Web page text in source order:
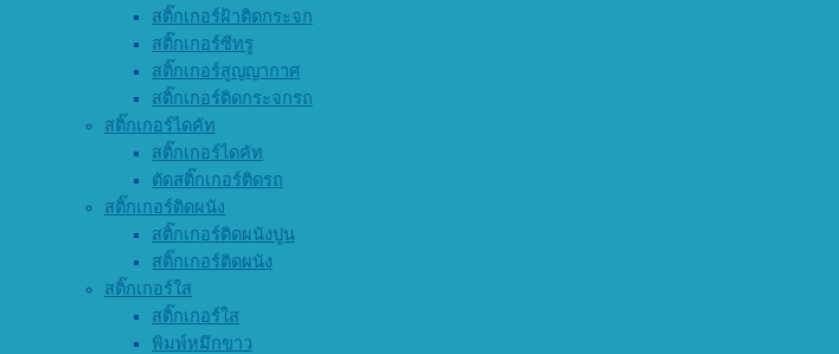
สติ๊กเกอร์ฝ้าติดกระจก
สติ๊กเกอร์ซีทรู
สติ๊กเกอร์สูญญากาศ
สติ๊กเกอร์ติดกระจกรถ
สติ๊กเกอร์ไดคัท
สติ๊กเกอร์ไดคัท
ตัดสติ๊กเกอร์ติดรถ
สติ๊กเกอร์ติดผนัง
สติ๊กเกอร์ติดผนังปูน
สติ๊กเกอร์ติดผนัง
สติ๊กเกอร์ใส
สติ๊กเกอร์ใส
พิมพ์หมึกขาว